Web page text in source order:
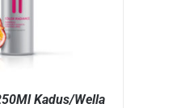
Kadus/Wella